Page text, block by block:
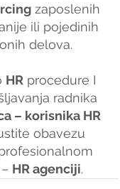
zaposlenih
ili pojedinih
delova.
HR procedure I
radnika
– korisnika HR
obavezu
HR agenciji.